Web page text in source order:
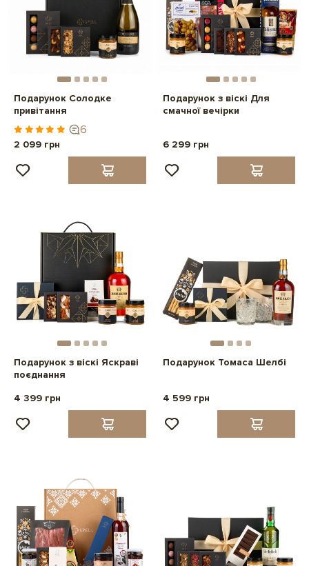
Подарунок Солодке
привітання
6
2 099 грн
Подарунок з віскі Для
смачної вечірки
6 299 грн
Подарунок з віскі Яскраві
поєднання
4 399 грн
Подарунок Томаса Шелбі
4 599 грн